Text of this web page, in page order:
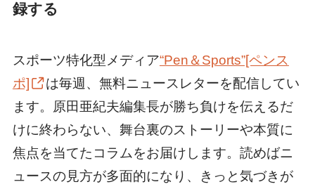
録する
スポーツ特化型メディア“Pen＆Sports”[ペンス
ポ]
は毎週、無料ニュースレターを配信してい
ます。原田亜紀夫編集長が勝ち負けを伝えるだ
けに終わらない、舞台裏のストーリーや本質に
焦点を当てたコラムをお届けします。読めばニ
ュースの見方が多面的になり、きっと気づきが